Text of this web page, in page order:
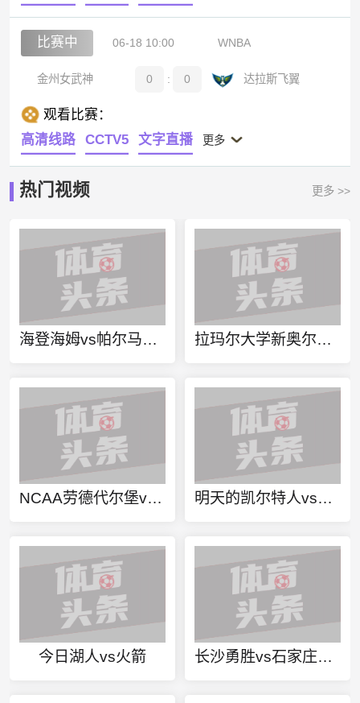
比赛中 06-18 10:00 WNBA
金州女武神 0 : 0 达拉斯飞翼
观看比赛：
高清线路
CCTV5 文字直播 更多
热门视频 更多 >>
海登海姆vs帕尔马直播 拉玛尔大学新奥尔良大学今日赛事
NCAA劳德代尔堡vs佛罗里达湾岸大学直播 明天的凯尔特人vs公牛
今日湖人vs火箭 长沙勇胜vs石家庄翔蓝直播